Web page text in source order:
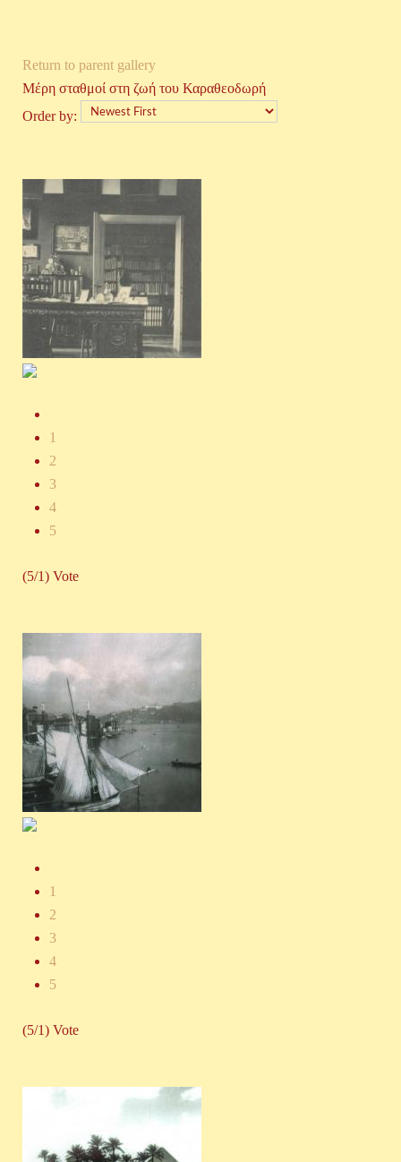
Return to parent gallery
Μέρη σταθμοί στη ζωή του Καραθεοδωρή
Order by:
1
2
3
4
5
(5/1) Vote
1
2
3
4
5
(5/1) Vote